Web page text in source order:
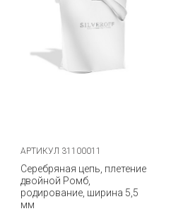
АРТИКУЛ 31100011
Серебряная цепь, плетение
двойной Ромб,
родирование, ширина 5,5
мм